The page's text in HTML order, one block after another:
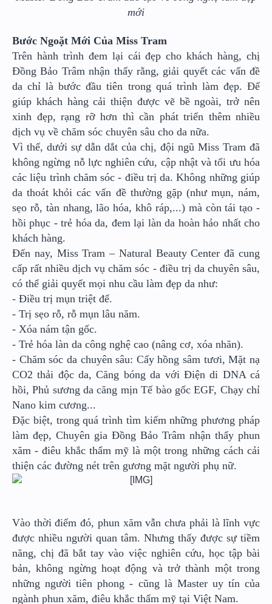
mới
Bước Ngoặt Mới Của Miss Tram
Trên hành trình đem lại cái đẹp cho khách hàng, chị
Đồng Bảo Trâm nhận thấy rằng, giải quyết các vấn đề
da chỉ là bước đầu tiên trong quá trình làm đẹp. Để
giúp khách hàng cải thiện được vẽ bề ngoài, trở nên
xinh đẹp, rạng rỡ hơn thì cần phát triển thêm nhiều
dịch vụ về chăm sóc chuyên sâu cho da nữa.
Vì thế, dưới sự dẫn dắt của chị, đội ngũ Miss Tram đã
không ngừng nỗ lực nghiên cứu, cập nhật và tối ưu hóa
các liệu trình chăm sóc - điều trị da. Không những giúp
da thoát khỏi các vấn đề thường gặp (như mụn, nám,
sẹo rỗ, tàn nhang, lão hóa, khô ráp,...) mà còn tái tạo -
hồi phục - trẻ hóa da, đem lại làn da hoàn hảo nhất cho
khách hàng.
Đến nay, Miss Tram – Natural Beauty Center đã cung
cấp rất nhiều dịch vụ chăm sóc - điều trị da chuyên sâu,
có thể giải quyết mọi nhu cầu làm đẹp da như:
- Điều trị mụn triệt để.
- Trị sẹo rỗ, rỗ mụn lâu năm.
- Xóa nám tận gốc.
- Trẻ hóa làn da công nghệ cao (nâng cơ, xóa nhăn).
- Chăm sóc da chuyên sâu: Cấy hồng sâm tươi, Mặt nạ
CO2 thải độc da, Căng bóng da với Điện di DNA cá
hồi, Phủ sương da căng mịn Tế bào gốc EGF, Chạy chỉ
Nano kim cương...
Đặc biệt, trong quá trình tìm kiếm những phương pháp
làm đẹp, Chuyên gia Đồng Bảo Trâm nhận thấy phun
xăm - điêu khắc thẩm mỹ là một trong những cách cải
thiện các đường nét trên gương mặt người phụ nữ.
Vào thời điểm đó, phun xăm vẫn chưa phải là lĩnh vực
được nhiều người quan tâm. Nhưng thấy được sự tiềm
năng, chị đã bắt tay vào việc nghiên cứu, học tập bài
bản, không ngừng hoạt động và trở thành một trong
những người tiên phong - cũng là Master uy tín của
ngành phun xăm, điêu khắc thẩm mỹ tại Việt Nam.